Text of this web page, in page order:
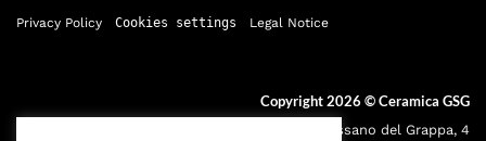
Privacy Policy Cookies settings Legal Notice
Copyright 2026 ©Ceramica GSG
Sede legale: Via Bassano del Grappa, 4